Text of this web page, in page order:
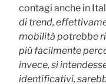
contagi anche in
di trend,
mobilità potrebbe
più facilmente
invece, si
identificativi,